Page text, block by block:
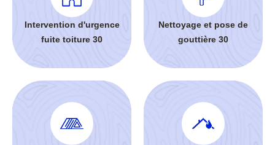
Intervention d'urgence
fuite toiture 30
Nettoyage et pose de
gouttière 30